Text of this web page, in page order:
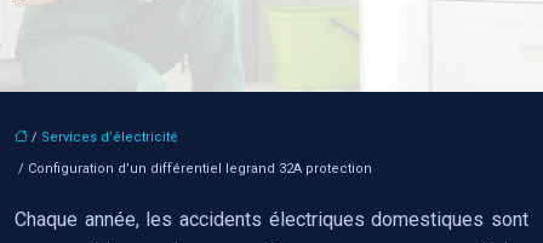
/ Services d’électricité
/ Configuration d’un différentiel legrand 32A protection
Chaque année, les accidents électriques domestiques sont